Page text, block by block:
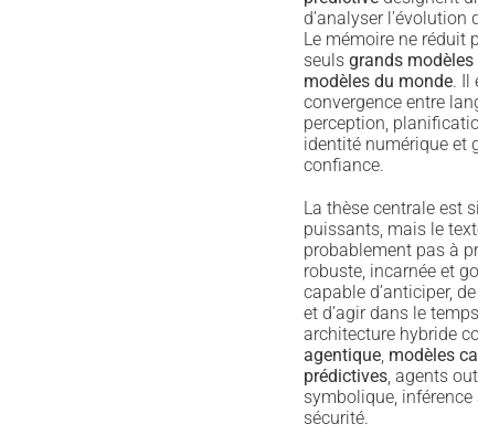
d’analyser l’évolution
Le mémoire ne réduit
seuls grands modèles
modèles du monde. Il
convergence entre
perception,
identité numérique et
confiance.
La thèse centrale est
puissants, mais le
probablement pas à
robuste, incarnée et
capable d’anticiper,
et d’agir dans le
architecture hybride
agentique, modèles
prédictives, agents
symbolique,
sécurité.